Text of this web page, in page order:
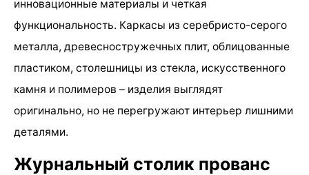
инновационные материалы и четкая
функциональность. Каркасы из серебристо-серого
металла, древесностружечных плит, облицованные
пластиком, столешницы из стекла, искусственного
камня и полимеров – изделия выглядят
оригинально, но не перегружают интерьер лишними
деталями.
Журнальный столик прованс